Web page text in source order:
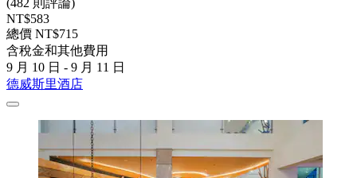
NT$583
總價 NT$715
含稅金和其他費用
9 月 10 日 - 9 月 11 日
德威斯里酒店